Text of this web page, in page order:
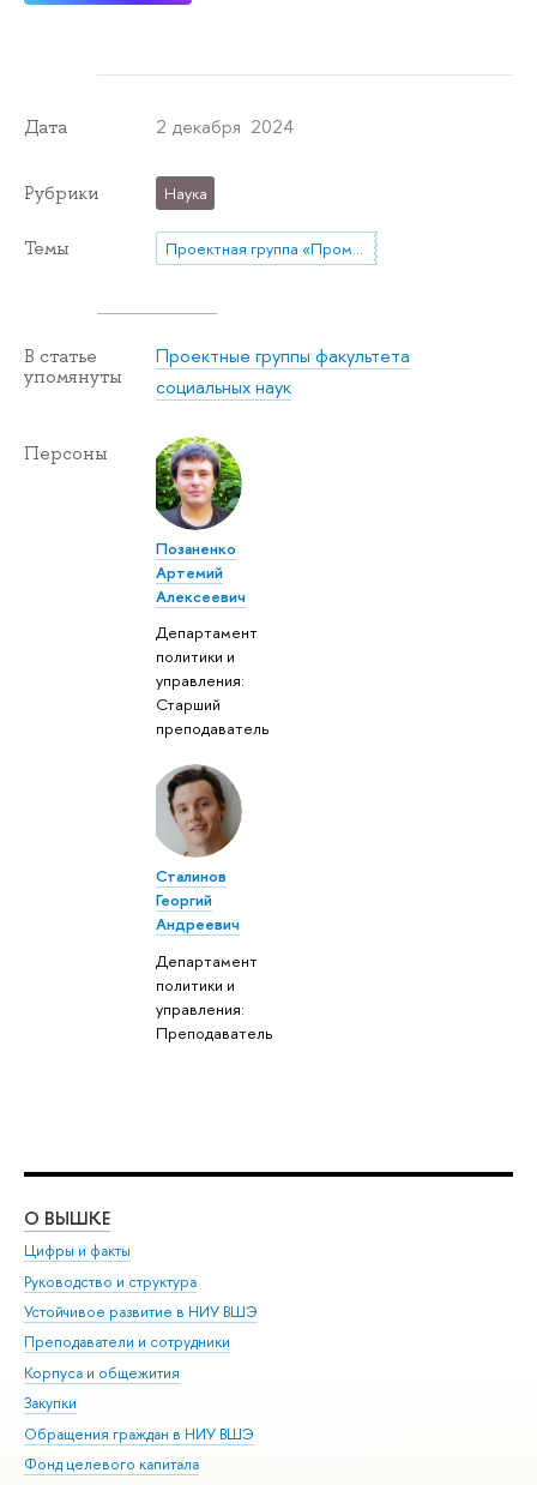
Дата 2 декабря 2024
Рубрики Наука
Темы Проектная группа «Промысловая охота в современной России»
В статье
упомянуты
Проектные группы факультета
социальных наук
Персоны
Позаненко
Артемий
Алексеевич
Департамент
политики и
управления:
Старший
преподаватель
Сталинов
Георгий
Андреевич
Департамент
политики и
управления:
Преподаватель
О ВЫШКЕ
Цифры и факты
Руководство и структура
Устойчивое развитие в НИУ ВШЭ
Преподаватели и сотрудники
Корпуса и общежития
Закупки
Обращения граждан в НИУ ВШЭ
Фонд целевого капитала